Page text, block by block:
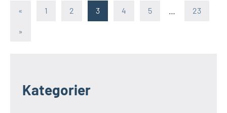
Indlægsinddeling
« Forrige1 2 3 4 5 23
Næste
»
Kategorier